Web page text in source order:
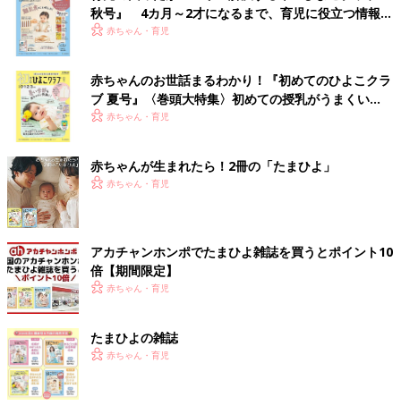
秋号』 4カ月～2才になるまで、育児に役立つ情報が
いっぱい！
赤ちゃん・育児
赤ちゃんのお世話まるわかり！『初めてのひよこクラ
ブ 夏号』〈巻頭大特集〉初めての授乳がうまくい
く！ おっぱい・ミルクの基本と夏のトラブル 解決テ
赤ちゃん・育児
赤ちゃんが生まれたら！2冊の「たまひよ」
赤ちゃん・育児
アカチャンホンポでたまひよ雑誌を買うとポイント10
倍【期間限定】
赤ちゃん・育児
たまひよの雑誌
赤ちゃん・育児